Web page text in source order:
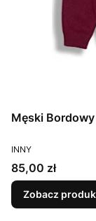
Męski Bordowy
PRODUCENT
INNY
Cena
85,00 zł
Zobacz